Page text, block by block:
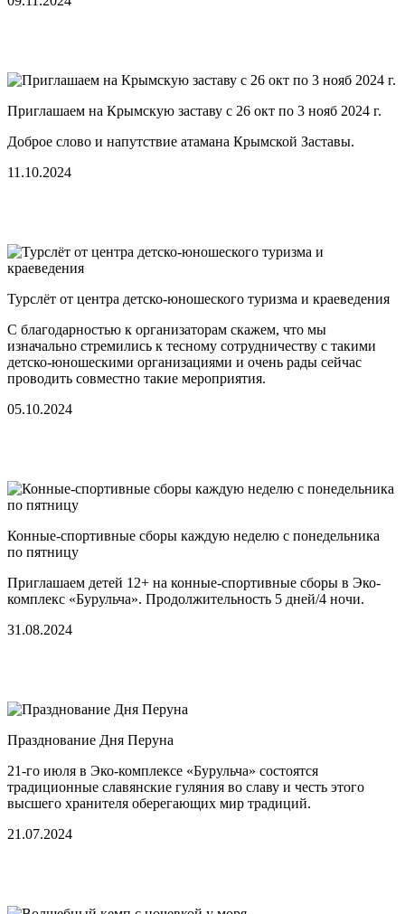
Приглашаем на Крымскую заставу c 26 окт по 3 нояб 2024 г.
Доброе слово и напутствие атамана Крымской Заставы.
11.10.2024
Турслёт от центра детско-юношеского туризма и краеведения
С благодарностью к организаторам скажем, что мы
изначально стремились к тесному сотрудничеству с такими
детско-юношескими организациями и очень рады сейчас
проводить совместно такие мероприятия.
05.10.2024
Конные-спортивные сборы каждую неделю с понедельника
по пятницу
Приглашаем детей 12+ на конные-спортивные сборы в Эко-
комплекс «Бурульча». Продолжительность 5 дней/4 ночи.
31.08.2024
Празднование Дня Перуна
21-го июля в Эко-комплексе «Бурульча» состоятся
традиционные славянские гуляния во славу и честь этого
высшего хранителя оберегающих мир традиций.
21.07.2024